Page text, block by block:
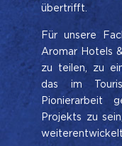
übertrifft.
Für unsere
Aromar Hotels
zu teilen, zu
das im
Pionierarbeit
Projekts zu
weiterentwickelt.